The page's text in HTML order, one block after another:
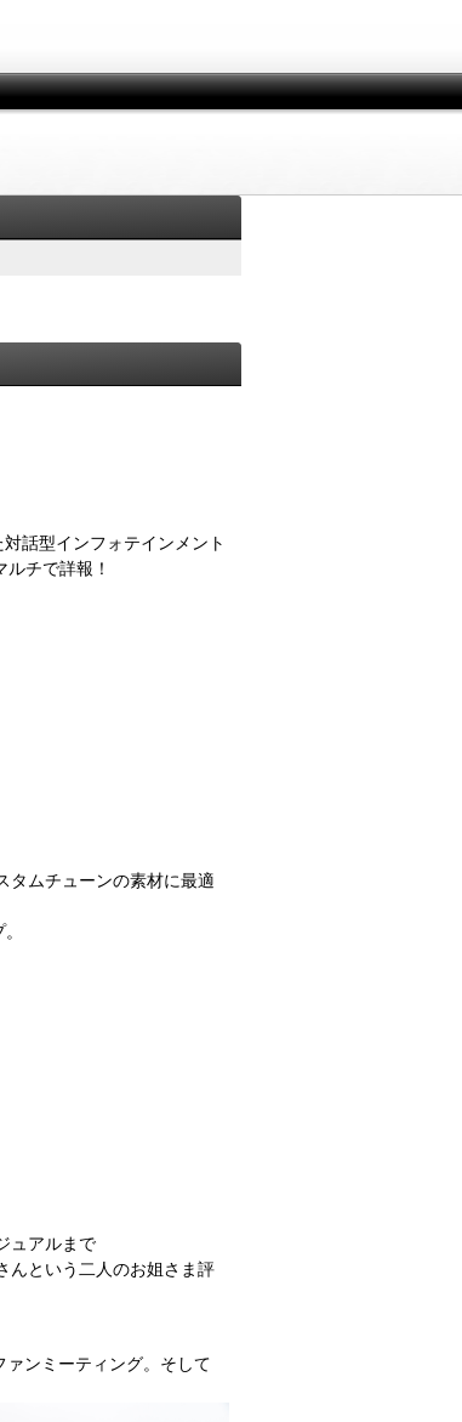
話型インフォテインメント
チで詳報！
タムチューンの素材に最適
ュアルまで
んという二人のお姐さま評
ァンミーティング。そして